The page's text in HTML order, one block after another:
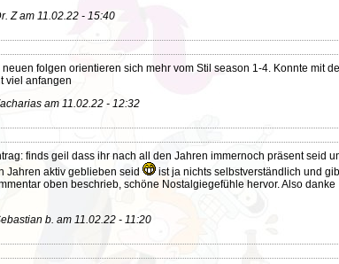
Z am 11.02.22 - 15:40
neuen folgen orientieren sich mehr vom Stil season 1-4. Konnte mit
viel anfangen
am 11.02.22 - 12:32
finds geil dass ihr nach all den Jahren immernoch präsent seid
Jahren aktiv geblieben seid
ist ja nichts selbstverständlich und
oben beschrieb, schöne Nostalgiegefühle hervor. Also danke
b. am 11.02.22 - 11:20